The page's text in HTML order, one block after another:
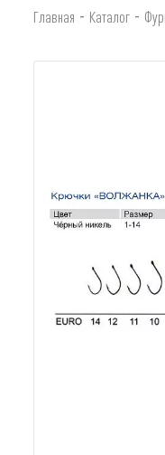
Главная - Каталог -